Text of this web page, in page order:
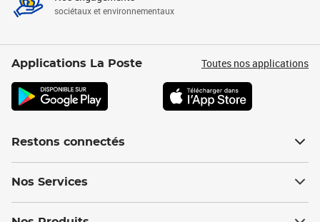
sociétaux et environnementaux
Applications La Poste Toutes nos applications
Restons connectés
Nos Services